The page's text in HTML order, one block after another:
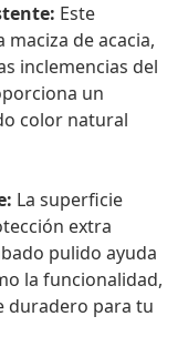
Este
de acacia,
inclemencias del
un
color natural
La superficie
extra
pulido ayuda
la funcionalidad,
duradero para tu